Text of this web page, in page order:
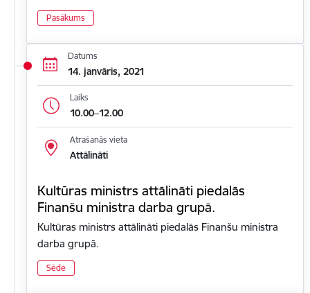
Pasākums
Datums
14. janvāris, 2021
Laiks
10.00–12.00
Atrašanās vieta
Attālināti
Kultūras ministrs attālināti piedalās
Finanšu ministra darba grupā.
Kultūras ministrs attālināti piedalās Finanšu ministra
darba grupā.
Sēde